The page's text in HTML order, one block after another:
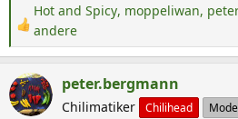
:R
e
k
t
Hot and Spicy, moppeliwan,
andere
peter.bergmann
Chilimatiker Chilihead